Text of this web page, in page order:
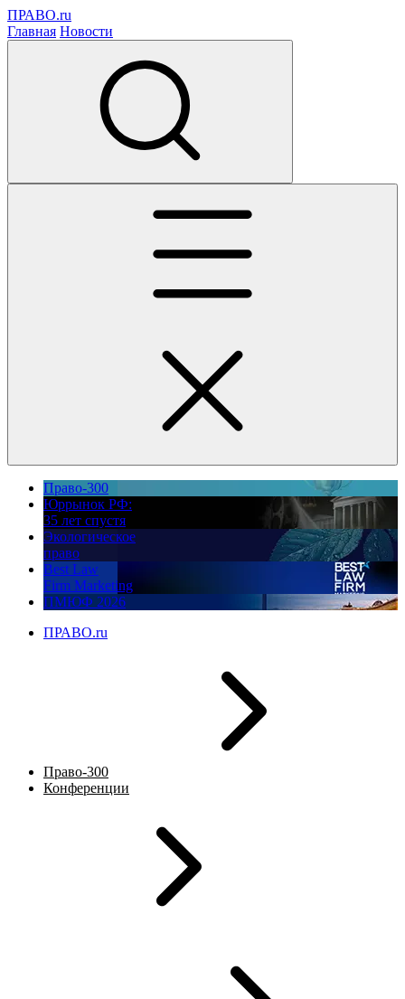
ПРАВО.ru
Главная Новости
Право-300
Юррынок РФ:
35 лет спустя
Экологическое
право
Best Law
Firm Marketing
ПМЮФ 2026
ПРАВО.ru
Право-300
Конференции